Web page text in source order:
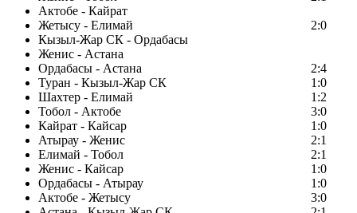
Актобе - Кайрат
Жетысу - Елимай
2:0
Кызыл-Жар СК - Ордабасы
Женис - Астана
Ордабасы - Астана
2:4
Туран - Кызыл-Жар СК
1:0
Шахтер - Елимай
1:2
Тобол - Актобе
3:0
Кайрат - Кайсар
1:0
Атырау - Женис
2:1
Елимай - Тобол
2:1
Женис - Кайсар
1:0
Ордабасы - Атырау
1:0
Актобе - Жетысу
3:0